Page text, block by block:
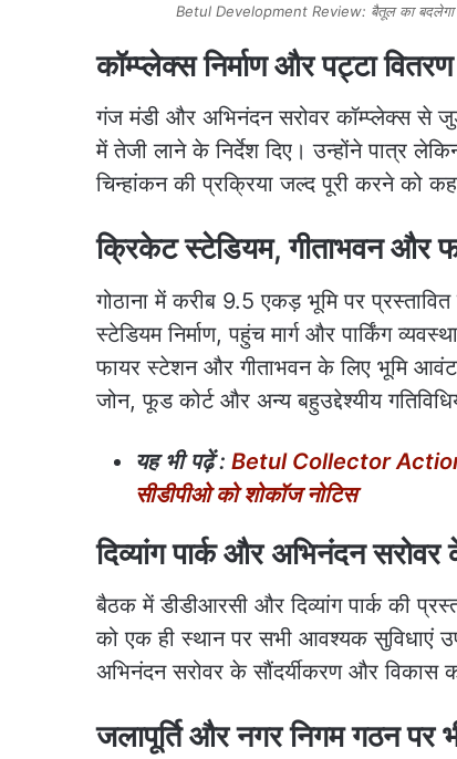
Betul Development Review: बैतूल का बदलेगा
कॉम्प्लेक्स निर्माण और पट्टा
गंज मंडी और अभिनंदन सरोवर कॉम्प्लेक्स से जुड़े
में तेजी लाने के निर्देश दिए। उन्होंने पात्र
चिन्हांकन की प्रक्रिया जल्द पूरी करने को
क्रिकेट स्टेडियम, गीताभवन और
गोठाना में करीब 9.5 एकड़ भूमि पर
स्टेडियम निर्माण, पहुंच मार्ग और पार्किंग
फायर स्टेशन और गीताभवन के लिए भूमि
जोन, फूड कोर्ट और अन्य बहुउद्देश्यीय
यह भी पढ़ें: Betul Collector
सीडीपीओ को शोकॉज नोटिस
दिव्यांग पार्क और अभिनंदन
बैठक में डीडीआरसी और दिव्यांग पार्क की
को एक ही स्थान पर सभी आवश्यक सुविधाएं
अभिनंदन सरोवर के सौंदर्यीकरण और विकास
जलापूर्ति और नगर निगम गठन पर